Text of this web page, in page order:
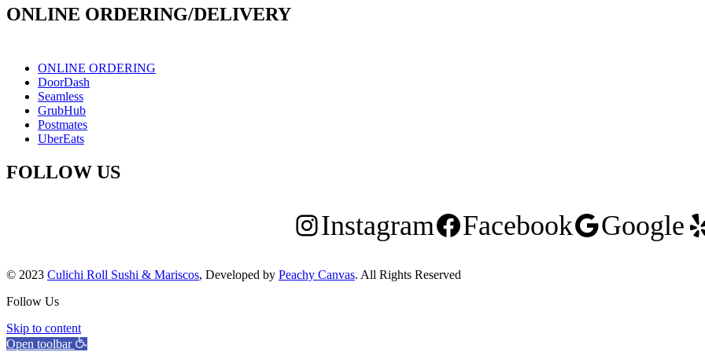
ONLINE ORDERING/DELIVERY
ONLINE ORDERING
DoorDash
Seamless
GrubHub
Postmates
UberEats
FOLLOW US
Instagram Facebook Google
© 2023 Culichi Roll Sushi & Mariscos, Developed by Peachy Canvas. All Rights Reserved
Follow Us
Skip to content
Open toolbar